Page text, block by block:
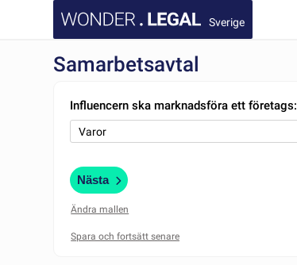
Sverige
Samarbetsavtal
Influencern ska marknadsföra ett företags:
Nästa
Ändra mallen